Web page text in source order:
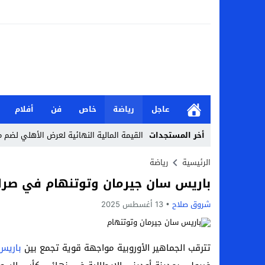
عاجل رياضة خاص فن
أفلام
أخر المستجدات القيمة المالية النهائية لعرض الأهلي
الأحد.. أحمد شيبة يحيي حفلًا غنائيًا
تعرف على نتائج قرعة كأس عاصمة مصر كاملة 2026-
من هي جيداء كامل بطلة الملحمة؟.. تالقت
بحث في الإسلام بسببها.. من هي هيفا
الرئيسية رياضة
باريس سان جيرمان وتوتنهام في
شروق صلاح 13 أغسطس 2025
تترقب الجماهير الأوروبية مواجهة قوية تجمع بين